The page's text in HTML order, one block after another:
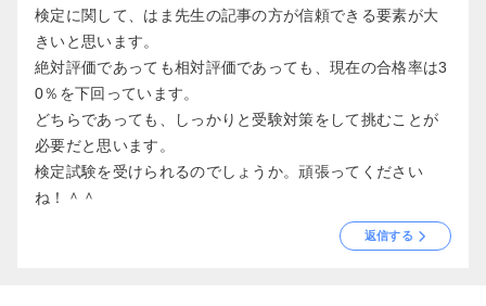
検定に関して、はま先生の記事の方が信頼できる要素が大
きいと思います。
絶対評価であっても相対評価であっても、現在の合格率は3
0％を下回っています。
どちらであっても、しっかりと受験対策をして挑むことが
必要だと思います。
検定試験を受けられるのでしょうか。頑張ってください
ね！＾＾
返信する